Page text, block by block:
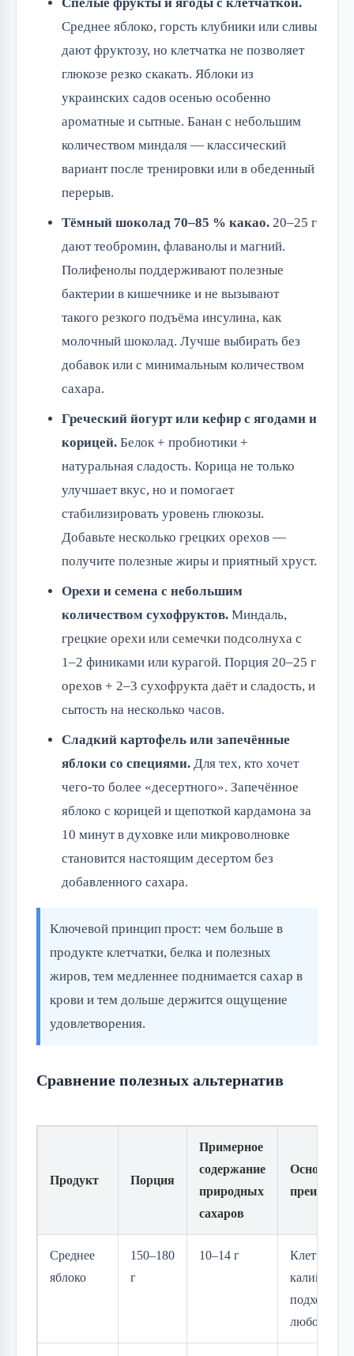
Среднее яблоко, горсть клубники или сливы
дают фруктозу, но клетчатка не позволяет
глюкозе резко скакать. Яблоки из
украинских садов осенью особенно
ароматные и сытные. Банан с небольшим
количеством миндаля — классический
вариант после тренировки или в обеденный
перерыв.
Тёмный шоколад 70–85 % какао. 20–25 г
дают теобромин, флаванолы и магний.
Полифенолы поддерживают полезные
бактерии в кишечнике и не вызывают
такого резкого подъёма инсулина, как
молочный шоколад. Лучше выбирать без
добавок или с минимальным количеством
сахара.
Греческий йогурт или кефир с ягодами и
корицей. Белок + пробиотики +
натуральная сладость. Корица не только
улучшает вкус, но и помогает
стабилизировать уровень глюкозы.
Добавьте несколько грецких орехов —
получите полезные жиры и приятный хруст.
Орехи и семена с небольшим
количеством сухофруктов. Миндаль,
грецкие орехи или семечки подсолнуха с
1–2 финиками или курагой. Порция 20–25 г
орехов + 2–3 сухофрукта даёт и сладость, и
сытость на несколько часов.
Сладкий картофель или запечённые
яблоки со специями. Для тех, кто хочет
чего-то более «десертного». Запечённое
яблоко с корицей и щепоткой кардамона за
10 минут в духовке или микроволновке
становится настоящим десертом без
добавленного сахара.
Ключевой принцип прост: чем больше в
продукте клетчатки, белка и полезных
жиров, тем медленнее поднимается сахар в
крови и тем дольше держится ощущение
удовлетворения.
Сравнение полезных альтернатив
Продукт Порция
Примерное
содержание
природных
сахаров
Основные
Среднее
яблоко
150–180
г
10–14 г
Клетчатка,
калий,
подходит в
любое